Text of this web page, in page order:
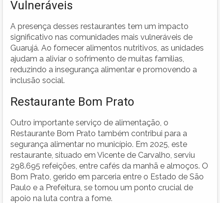
Vulneráveis
A presença desses restaurantes tem um impacto
significativo nas comunidades mais vulneráveis de
Guarujá. Ao fornecer alimentos nutritivos, as unidades
ajudam a aliviar o sofrimento de muitas famílias,
reduzindo a insegurança alimentar e promovendo a
inclusão social.
Restaurante Bom Prato
Outro importante serviço de alimentação, o
Restaurante Bom Prato também contribui para a
segurança alimentar no município. Em 2025, este
restaurante, situado em Vicente de Carvalho, serviu
298.695 refeições, entre cafés da manhã e almoços. O
Bom Prato, gerido em parceria entre o Estado de São
Paulo e a Prefeitura, se tornou um ponto crucial de
apoio na luta contra a fome.